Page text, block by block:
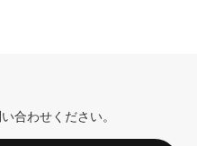
合わせください。